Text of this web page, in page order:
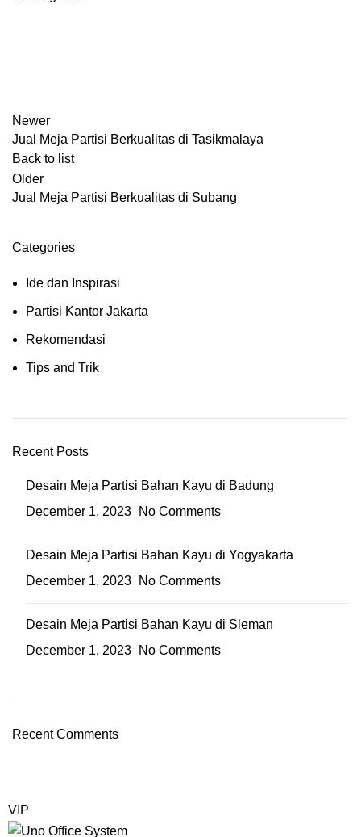
Newer
Jual Meja Partisi Berkualitas di Tasikmalaya
Back to list
Older
Jual Meja Partisi Berkualitas di Subang
Categories
Ide dan Inspirasi
Partisi Kantor Jakarta
Rekomendasi
Tips and Trik
Recent Posts
Desain Meja Partisi Bahan Kayu di Badung
December 1, 2023
No Comments
Desain Meja Partisi Bahan Kayu di Yogyakarta
December 1, 2023
No Comments
Desain Meja Partisi Bahan Kayu di Sleman
December 1, 2023
No Comments
Recent Comments
VIP